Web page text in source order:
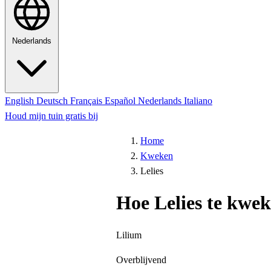
Nederlands
English Deutsch Français Español Nederlands Italiano
Houd mijn tuin gratis bij
Home
Kweken
Lelies
Hoe Lelies te
Lilium
Overblijvend